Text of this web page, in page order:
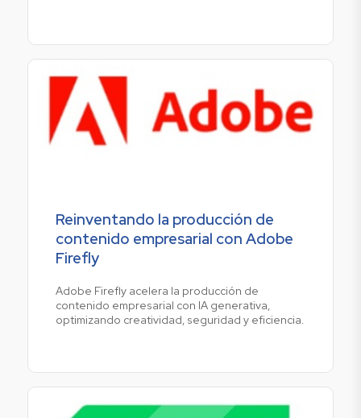
Reinventando la producción de
contenido empresarial con Adobe
Firefly
Adobe Firefly acelera la producción de
contenido empresarial con IA generativa,
optimizando creatividad, seguridad y eficiencia.